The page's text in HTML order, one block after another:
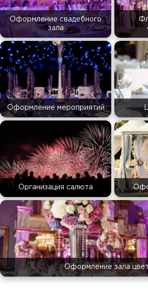
Оформление свадебного
зала
Оформление мероприятий
Организация салюта
Оформление зала